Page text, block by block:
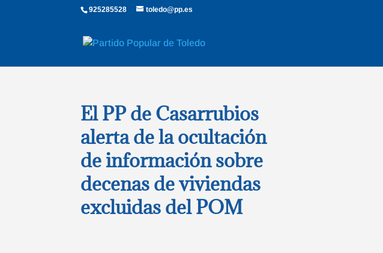
925285528 toledo@pp.es
El PP de Casarrubios
alerta de la ocultación
de información sobre
decenas de viviendas
excluidas del POM